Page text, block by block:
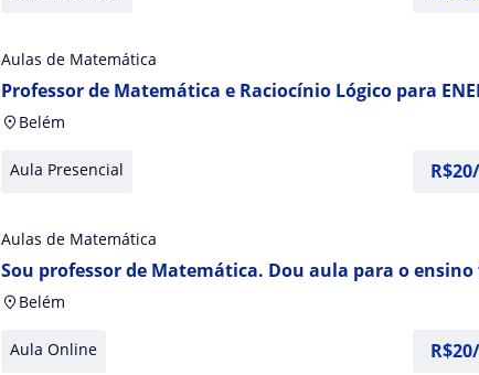
Aulas de Matemática
Professor de Matemática e Raciocínio Lógico para
e CONCURSOS PÚBLICOS
Belém
Aula Presencial
Aulas de Matemática
Sou professor de Matemática. Dou aula para o
médio, superior, vestibulares e concursos públicos
Belém
Aula Online